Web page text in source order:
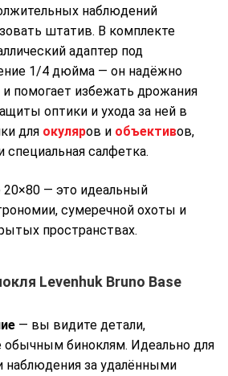
наблюдений
штатив. В комплекте
адаптер под
1/4 дюйма — он надёжно
помогает избежать дрожания
оптики и ухода за ней в
для окуляров и объективов,
салфетка.
20×80 — это идеальный
сумеречной охоты и
пространствах.
Levenhuk Bruno Base
— вы видите детали,
обычным биноклям. Идеально для
наблюдения за удалёнными